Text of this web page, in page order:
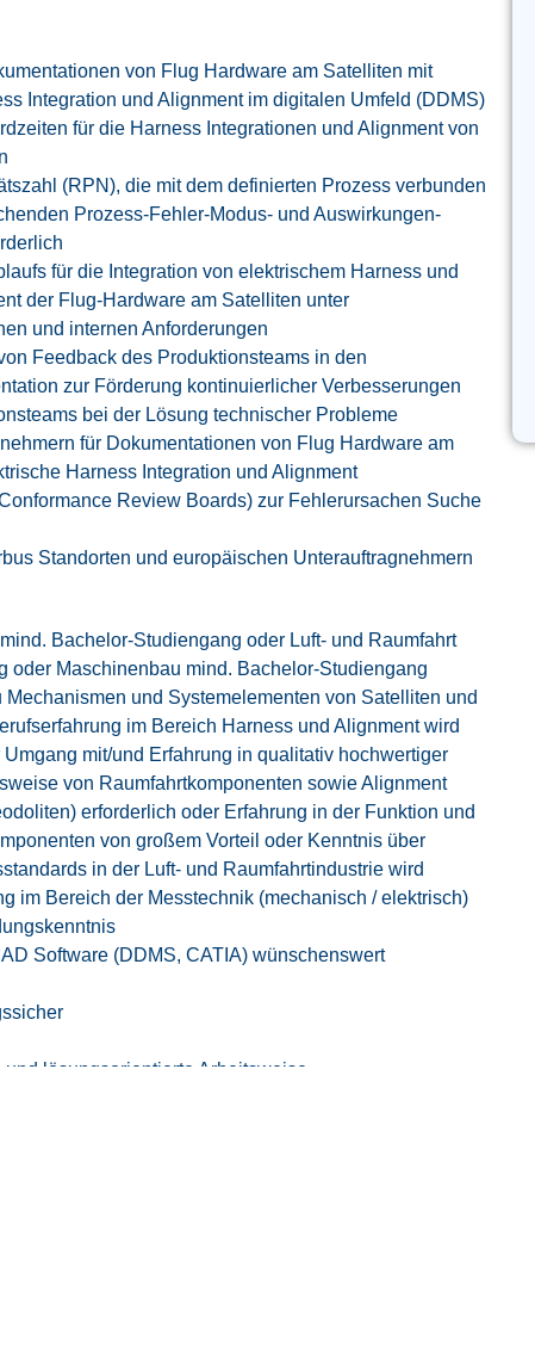
von Flug Hardware am Satelliten mit
Integration und Alignment im digitalen Umfeld (DDMS)
für die Harness Integrationen und Alignment von
(RPN), die mit dem definierten Prozess verbunden
Prozess-Fehler-Modus- und Auswirkungen-
für die Integration von elektrischem Harness und
der Flug-Hardware am Satelliten unter
und internen Anforderungen
Feedback des Produktionsteams in den
zur Förderung kontinuierlicher Verbesserungen
bei der Lösung technischer Probleme
für Dokumentationen von Flug Hardware am
Harness Integration und Alignment
Review Boards) zur Fehlerursachen Suche
Standorten und europäischen Unterauftragnehmern
Bachelor-Studiengang oder Luft- und Raumfahrt
oder Maschinenbau mind. Bachelor-Studiengang
und Systemelementen von Satelliten und
im Bereich Harness und Alignment wird
mit/und Erfahrung in qualitativ hochwertiger
von Raumfahrtkomponenten sowie Alignment
erforderlich oder Erfahrung in der Funktion und
von großem Vorteil oder Kenntnis über
in der Luft- und Raumfahrtindustrie wird
im Bereich der Messtechnik (mechanisch / elektrisch)
Software (DDMS, CATIA) wünschenswert
lösungsorientierte Arbeitsweise